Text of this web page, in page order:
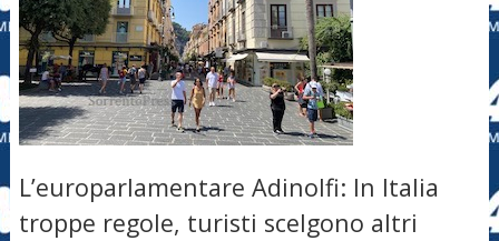
L’europarlamentare Adinolfi: In Italia
troppe regole, turisti scelgono altri